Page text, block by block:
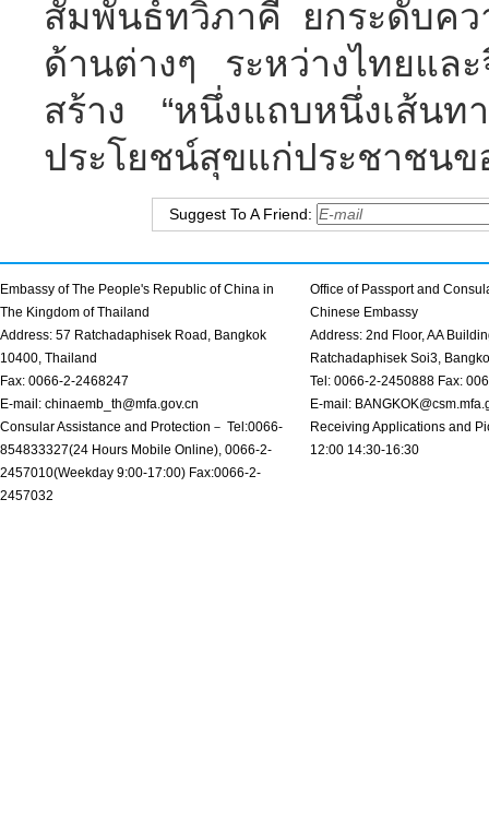
สัมพันธ์ทวิภาคี ยกระดับค
ด้านต่างๆ ระหว่างไทยแล
สร้าง “หนึ่งแถบหนึ่งเส้นท
ประโยชน์สุขแก่ประชาชนข
Suggest To A Friend:
Embassy of The People's Republic of China in
The Kingdom of Thailand
Address: 57 Ratchadaphisek Road, Bangkok
10400, Thailand
Fax: 0066-2-2468247
E-mail: chinaemb_th@mfa.gov.cn
Consular Assistance and Protection－ Tel:0066-
854833327(24 Hours Mobile Online), 0066-2-
2457010(Weekday 9:00-17:00) Fax:0066-2-
2457032
Office of Passport and
Chinese Embassy
Address: 2nd Floor, AA
Ratchadaphisek Soi3,
Tel: 0066-2-2450888 Fax:
E-mail:
Receiving Applications and
12:00 14:30-16:30